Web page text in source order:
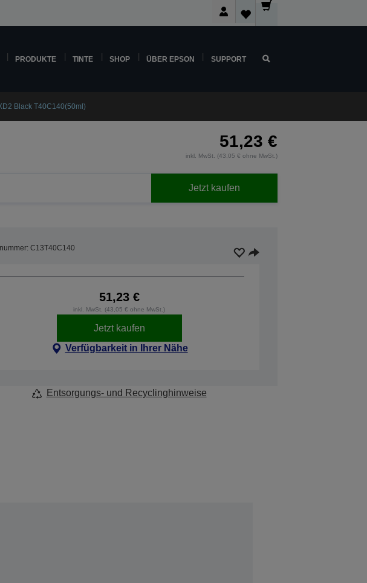
PRODUKTE TINTE SHOP ÜBER EPSON SUPPORT
Black T40C140(50ml)
51,23 €
inkl. MwSt. (43,05 € ohne MwSt.)
Jetzt kaufen
C13T40C140
51,23 €
inkl. MwSt. (43,05 € ohne MwSt.)
Jetzt kaufen
Verfügbarkeit in Ihrer Nähe
Entsorgungs- und Recyclinghinweise